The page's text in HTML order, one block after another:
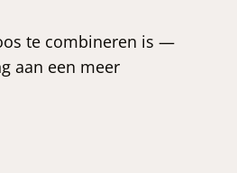
te combineren is —
aan een meer